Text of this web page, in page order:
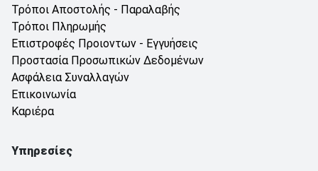
Τρόποι Αποστολής - Παραλαβής
Τρόποι Πληρωμής
Επιστροφές Προιοντων - Εγγυήσεις
Προστασία Προσωπικών Δεδομένων
Ασφάλεια Συναλλαγών
Επικοινωνία
Καριέρα
Υπηρεσίες